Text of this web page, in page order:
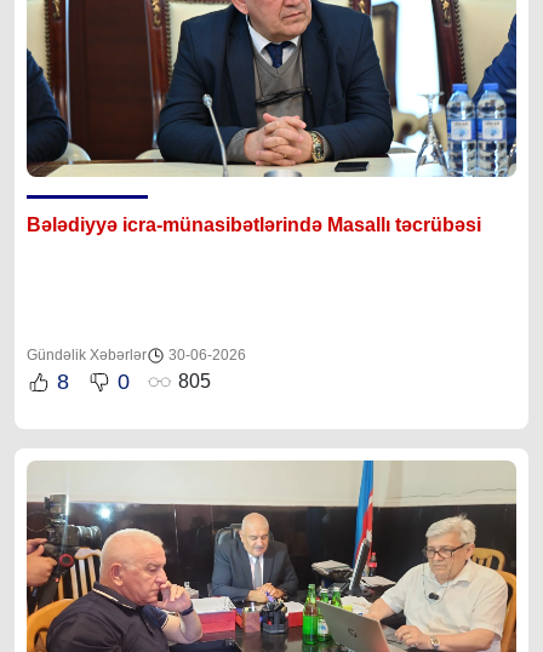
Bələdiyyə icra-münasibətlərində Masallı təcrübəsi
Gündəlik Xəbərlər 30-06-2026
8 0 805